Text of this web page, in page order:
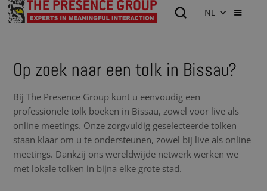
NL
Op zoek naar een tolk in Bissau?
Bij The Presence Group kunt u eenvoudig een
professionele tolk boeken in Bissau, zowel voor live als
online meetings. Onze zorgvuldig geselecteerde tolken
staan klaar om u te ondersteunen, zowel bij live als online
meetings. Dankzij ons wereldwijde netwerk werken we
met lokale tolken in bijna elke grote stad.